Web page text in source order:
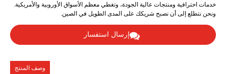
الجودة، وتغطي معظم الأسواق الأوروبية والأمريكية.
شريكك على المدى الطويل في الصين.